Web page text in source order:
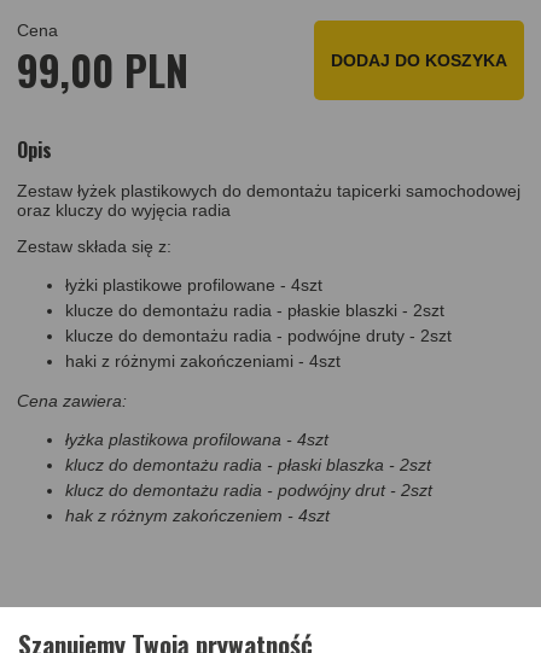
Cena
99,00 PLN DODAJ DO KOSZYKA
Opis
Zestaw łyżek plastikowych do demontażu tapicerki samochodowej
oraz kluczy do wyjęcia radia
Zestaw składa się z:
łyżki plastikowe profilowane - 4szt
klucze do demontażu radia - płaskie blaszki - 2szt
klucze do demontażu radia - podwójne druty - 2szt
haki z różnymi zakończeniami - 4szt
Cena zawiera:
łyżka plastikowa profilowana - 4szt
klucz do demontażu radia - płaski blaszka - 2szt
klucz do demontażu radia - podwójny drut - 2szt
hak z różnym zakończeniem - 4szt
Szanujemy Twoją prywatność